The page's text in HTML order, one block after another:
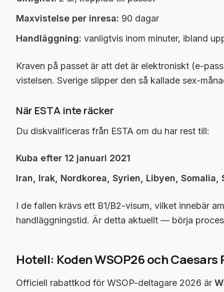
Maxvistelse per inresa: 90 dagar
Handläggning: vanligtvis inom minuter, ibland
Kraven på passet är att det är elektroniskt (e-
vistelsen. Sverige slipper den så kallade sex-
När ESTA inte räcker
Du diskvalificeras från ESTA om du har rest till:
Kuba efter 12 januari 2021
Iran, Irak, Nordkorea, Syrien, Libyen, Somalia,
I de fallen krävs ett B1/B2-visum, vilket innebär
handläggningstid. Är detta aktuellt — börja
Hotell: Koden WSOP26 och Caesars
Officiell rabattkod för WSOP-deltagare 2026 är